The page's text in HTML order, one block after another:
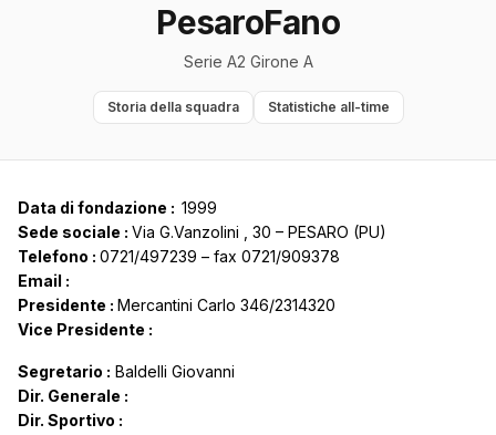
PesaroFano
Serie A2 Girone A
Storia della squadra Statistiche all-time
Data di fondazione : 1999
Sede sociale : Via G.Vanzolini , 30 – PESARO (PU)
Telefono : 0721/497239 – fax 0721/909378
Email :
Presidente : Mercantini Carlo 346/2314320
Vice Presidente :
Segretario : Baldelli Giovanni
Dir. Generale :
Dir. Sportivo :